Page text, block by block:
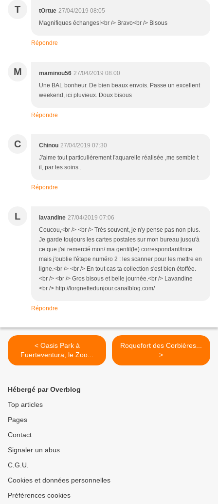
T tOrtue 27/04/2019 08:05
Magnifiques échanges!<br /> Bravo<br /> Bisous
Répondre
M maminou56 27/04/2019 08:00
Une BAL bonheur. De bien beaux envois. Passe un excellent
weekend, ici pluvieux. Doux bisous
Répondre
C Chinou 27/04/2019 07:30
J'aime tout particulièrement l'aquarelle réalisée ,me semble t
il, par tes soins .
Répondre
L lavandine 27/04/2019 07:06
Coucou,<br /> <br /> Très souvent, je n'y pense pas non plus.
Je garde toujours les cartes postales sur mon bureau jusqu'à
ce que j'ai remercié mon/ ma gentil(le) correspondant/trice
mais j'oublie l'étape numéro 2 : les scanner pour les mettre en
ligne.<br /> <br /> En tout cas ta collection s'est bien étoffée.
<br /> <br /> Gros bisous et belle journée.<br /> Lavandine
<br /> http://lorgnettedunjour.canalblog.com/
Répondre
< Oasis Park à
Fuerteventura, le Zoo...
Roquefort des Corbières...
>
Hébergé par Overblog
Top articles
Pages
Contact
Signaler un abus
C.G.U.
Cookies et données personnelles
Préférences cookies